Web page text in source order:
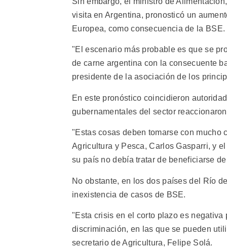
visita en Argentina, pronosticó un
Europea, como consecuencia de la BSE.
"El escenario más probable es que se
de carne argentina con la consecuente
presidente de la asociación de los
En este pronóstico coincidieron
gubernamentales del sector
"Estas cosas deben tomarse con mucho
Agricultura y Pesca, Carlos Gasparri, y
su país no debía tratar de beneficiarse
No obstante, en los dos países del Río
inexistencia de casos de BSE.
"Esta crisis en el corto plazo es
discriminación, en las que se pueden
secretario de Agricultura, Felipe Solá.